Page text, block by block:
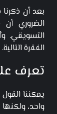
بعد أن
الضروري أن
التسويقي.
الفقرة التالية.
تعرف
يمكننا
واحد،